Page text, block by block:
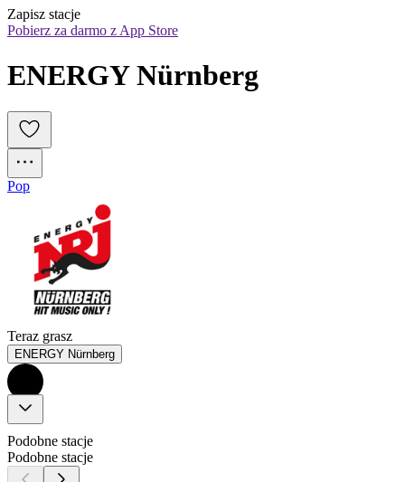
Zapisz stacje
Pobierz za darmo z App Store
ENERGY Nürnberg
Pop
Teraz grasz
ENERGY Nürnberg
Podobne stacje
Podobne stacje